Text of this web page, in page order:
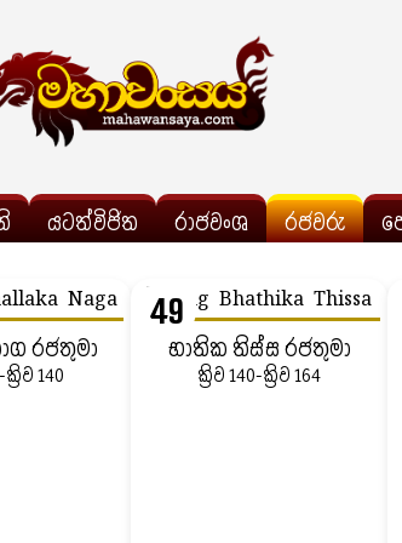
යටත්විජිත රාජවංශ රජවරු
රජතුමා
ක්‍රිව 140
49
භාතික තිස්ස රජතුමා
ක්‍රිව 140-ක්‍රිව 164